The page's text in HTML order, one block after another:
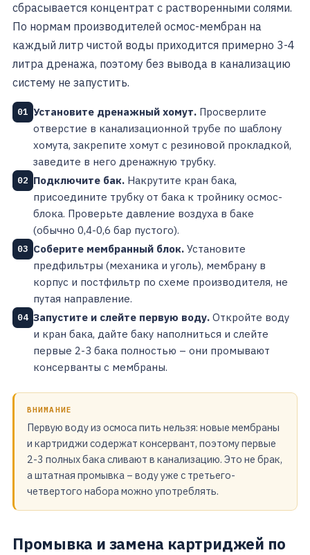
сбрасывается концентрат с растворенными солями.
По нормам производителей осмос-мембран на
каждый литр чистой воды приходится примерно 3-4
литра дренажа, поэтому без вывода в канализацию
систему не запустить.
01 Установите дренажный хомут. Просверлите
отверстие в канализационной трубе по шаблону
хомута, закрепите хомут с резиновой прокладкой,
заведите в него дренажную трубку.
02 Подключите бак. Накрутите кран бака,
присоедините трубку от бака к тройнику осмос-
блока. Проверьте давление воздуха в баке
(обычно 0,4-0,6 бар пустого).
03 Соберите мембранный блок. Установите
предфильтры (механика и уголь), мембрану в
корпус и постфильтр по схеме производителя, не
путая направление.
04 Запустите и слейте первую воду. Откройте воду
и кран бака, дайте баку наполниться и слейте
первые 2-3 бака полностью – они промывают
консерванты с мембраны.
ВНИМАНИЕ
Первую воду из осмоса пить нельзя: новые мембраны
и картриджи содержат консервант, поэтому первые
2-3 полных бака сливают в канализацию. Это не брак,
а штатная промывка – воду уже с третьего-
четвертого набора можно употреблять.
Промывка и замена картриджей по